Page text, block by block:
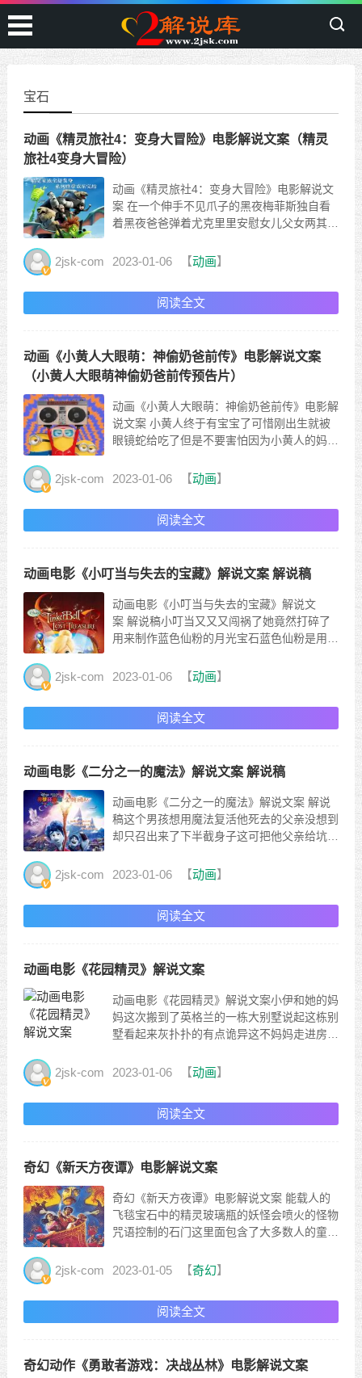
宝石
动画《精灵旅社4：变身大冒险》电影解说文案（精灵
旅社4变身大冒险）
动画《精灵旅社4：变身大冒险》电影解说文
案 在一个伸手不见爪子的黑夜梅菲斯独自看
着黑夜爸爸弹着尤克里里安慰女儿父女两其实
古拉又是当爹又是当妈为了让梅菲斯不再孤独
物都住在这里成为梅菲斯的三大姑六大姨服务
员都是悲剧的丧尸不...
2jsk-com 2023-01-06 【动画】
阅读全文
动画《小黄人大眼萌：神偷奶爸前传》电影解说文案
（小黄人大眼萌神偷奶爸前传预告片）
动画《小黄人大眼萌：神偷奶爸前传》电影解
说文案 小黄人终于有宝宝了可惜刚出生就被
眼镜蛇给吃了但是不要害怕因为小黄人的妈妈
的呢让我们从头开始那时候城市还没有贱贱的
去偷生肖宝石这画风一看就是桂林魔王轻松便
找到了宝石但是这里...
2jsk-com 2023-01-06 【动画】
阅读全文
动画电影《小叮当与失去的宝藏》解说文案 解说稿
动画电影《小叮当与失去的宝藏》解说文
案 解说稿小叮当又又又闯祸了她竟然打碎了
用来制作蓝色仙粉的月光宝石蓝色仙粉是用于
仙粉没有了蓝色仙粉仙树就得不到修复和滋养
绝对是一件可怕的事情那将意味着凋零与毁灭
人间也许就不会再有四...
2jsk-com 2023-01-06 【动画】
阅读全文
动画电影《二分之一的魔法》解说文案 解说稿
动画电影《二分之一的魔法》解说文案 解说
稿这个男孩想用魔法复活他死去的父亲没想到
却只召出来了下半截身子这可把他父亲给坑惨
分之一的魔法》这个故事发生在一个魔法世界
会的发展那里的人类逐渐用科技取代了魔法到
最后，古老的魔法已经...
2jsk-com 2023-01-06 【动画】
阅读全文
动画电影《花园精灵》解说文案
动画电影《花园精灵》解说文案小伊和她的妈
妈这次搬到了英格兰的一栋大别墅说起这栋别
墅看起来灰扑扑的有点诡异这不妈妈走进房
一门心思在找邻居的wifi一直找到了顶楼也没
扇小门她爬了进去居然在里面发现了一颗闪着
绿光的宝石她拿走了...
2jsk-com 2023-01-06 【动画】
阅读全文
奇幻《新天方夜谭》电影解说文案
奇幻《新天方夜谭》电影解说文案 能载人的
飞毯宝石中的精灵玻璃瓶的妖怪会喷火的怪物
咒语控制的石门这里面包含了大多数人的童年
《新天方夜谭》这个小男孩带着一只小猴子来
卖的一点不免费这个小男孩身上没有钱然后一
个戴紫色帽子的男...
2jsk-com 2023-01-05 【奇幻】
阅读全文
奇幻动作《勇敢者游戏：决战丛林》电影解说文案